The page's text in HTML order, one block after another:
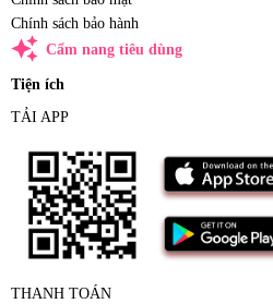
Chính sách bảo hành
auto_awesome Cẩm nang tiêu dùng
Tiện ích
TẢI APP
THANH TOÁN